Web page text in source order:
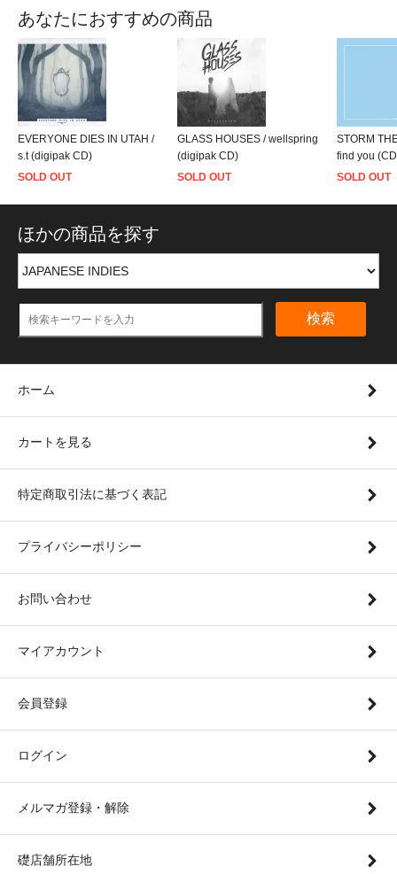
あなたにおすすめの商品
EVERYONE DIES IN UTAH /
s.t (digipak CD)
SOLD OUT
GLASS HOUSES / wellspring
(digipak CD)
SOLD OUT
STORM
find you
SOLD OUT
ほかの商品を探す
検索
ホーム
カートを見る
特定商取引法に基づく表記
プライバシーポリシー
お問い合わせ
マイアカウント
会員登録
ログイン
メルマガ登録・解除
礎店舗所在地